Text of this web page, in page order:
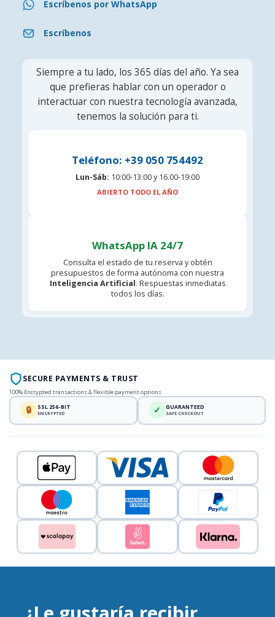
Escríbenos por WhatsApp
Escríbenos
Siempre a tu lado, los 365 días del año. Ya sea
que prefieras hablar con un operador o
interactuar con nuestra tecnología avanzada,
tenemos la solución para ti.
Teléfono: +39 050 754492
Lun-Sáb: 10:00-13:00 y 16.00-19:00
ABIERTO TODO EL AÑO
WhatsApp IA 24/7
Consulta el estado de tu reserva y obtén
presupuestos de forma autónoma con nuestra
Inteligencia Artificial. Respuestas inmediatas
todos los días.
SECURE PAYMENTS & TRUST
100% Encrypted transactions & flexible payment options
🔒 SSL 256-BIT
ENCRYPTED ✓ GUARANTEED
SAFE CHECKOUT